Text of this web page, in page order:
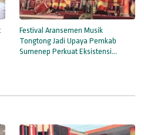
Festival Aransemen Musik
Tongtong Jadi Upaya Pemkab
Sumenep Perkuat Eksistensi